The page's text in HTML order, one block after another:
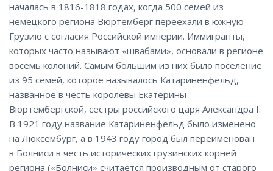
началась в 1816-1818 годах, когда 500 семей из
немецкого региона Вюртемберг переехали в южную
Грузию с согласия Российской империи. Иммигранты,
которых часто называют «швабами», основали в регионе
восемь колоний. Самым большим из них было поселение
из 95 семей, которое называлось Катариненфельд,
названное в честь королевы Екатерины
Вюртембергской, сестры российского царя Александра I.
В 1921 году название Катариненфельд было изменено
на Люксембург, а в 1943 году город был переименован
в Болниси в честь исторических грузинских корней
региона («Болниси» считается производным от старого